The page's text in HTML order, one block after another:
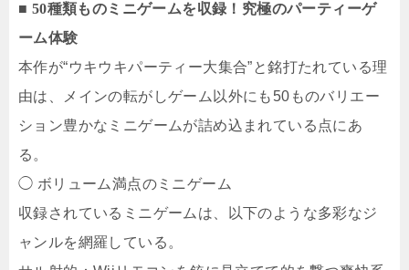
■ 50種類ものミニゲームを収録！究極のパーティーゲ
ーム体験
本作が“ウキウキパーティー大集合”と銘打たれている理
由は、メインの転がしゲーム以外にも50ものバリエー
ション豊かなミニゲームが詰め込まれている点にあ
る。
◯ ボリューム満点のミニゲーム
収録されているミニゲームは、以下のような多彩なジ
ャンルを網羅している。